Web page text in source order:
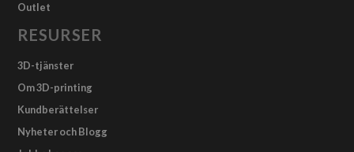
Outlet
RESURSER
3D-tjänster
Om 3D-printing
Kundberättelser
Nyheter och Blogg